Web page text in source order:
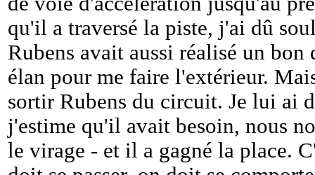
qu'il a traversé la piste, j'ai dû
Rubens avait aussi réalisé un
élan pour me faire l'extérieur.
sortir Rubens du circuit. Je lui ai
j'estime qu'il avait besoin, nous
le virage - et il a gagné la place.